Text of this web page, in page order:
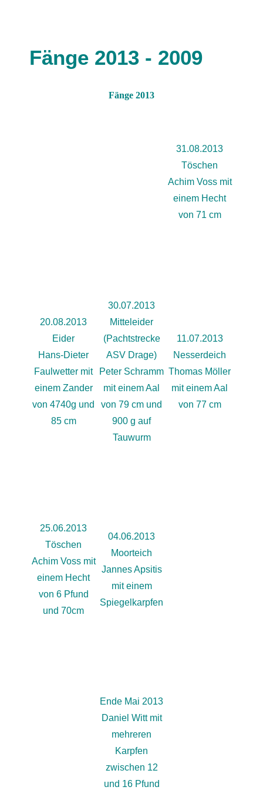
Fänge 2013 - 2009
Fänge 2013
31.08.2013
Töschen
Achim Voss mit
einem Hecht
von 71 cm
20.08.2013
Eider
Hans-Dieter
Faulwetter mit
einem Zander
von 4740g und
85 cm
30.07.2013
Mitteleider
(Pachtstrecke
ASV Drage)
Peter Schramm
mit einem Aal
von 79 cm und
900 g auf
Tauwurm
11.07.2013
Nesserdeich
Thomas Möller
mit einem Aal
von 77 cm
25.06.2013
Töschen
Achim Voss mit
einem Hecht
von 6 Pfund
und 70cm
04.06.2013
Moorteich
Jannes Apsitis
mit einem
Spiegelkarpfen
Ende Mai 2013
Daniel Witt mit
mehreren
Karpfen
zwischen 12
und 16 Pfund